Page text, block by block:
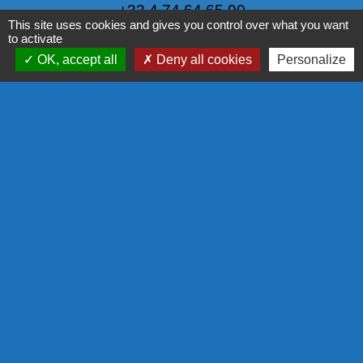
+33 4 74 64 65 90
This site uses cookies and gives you control over what you want
to activate
OK, accept all
Deny all cookies Personalize